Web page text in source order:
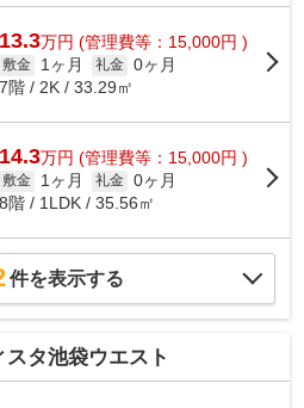
13.3万円 (管理費等：15,000円 )
敷金 1ヶ月 礼金 0ヶ月
7階 / 2K / 33.29㎡
14.3万円 (管理費等：15,000円 )
敷金 1ヶ月 礼金 0ヶ月
8階 / 1LDK / 35.56㎡
件を表示する
スタ池袋ウエスト